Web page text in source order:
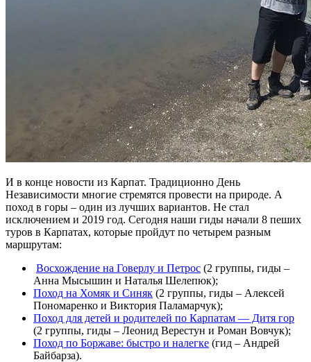
И в конце новости из Карпат. Традиционно День
Независимости многие стремятся провести на природе. А
поход в горы – один из лучших вариантов. Не стал
исключением и 2019 год. Сегодня наши гиды начали 8 пеших
туров в Карпатах, которые пройдут по четырем разным
маршрутам:
Восхождение на Говерлу и Петрос (2 группы, гиды –
Анна Мысышин и Наталья Шелепюк);
Поход на Хомяк и Синяк (2 группы, гиды – Алексей
Пономаренко и Виктория Паламарчук);
Поход для детей и родителей по Карпатам — Дитя гор
(2 группы, гиды – Леонид Верестун и Роман Вовчук);
Поход по Боржаве: быстро и налегке (гид – Андрей
Байбарза).